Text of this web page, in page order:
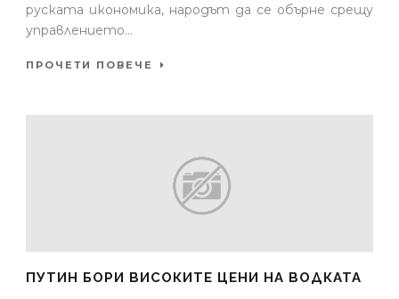
руската икономика, народът да се обърне срещу
управлението...
ПРОЧЕТИ ПОВЕЧЕ
ПУТИН БОРИ ВИСОКИТЕ ЦЕНИ НА ВОДКАТА